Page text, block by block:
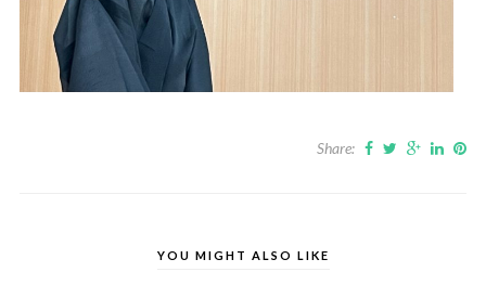
Share:
YOU MIGHT ALSO LIKE